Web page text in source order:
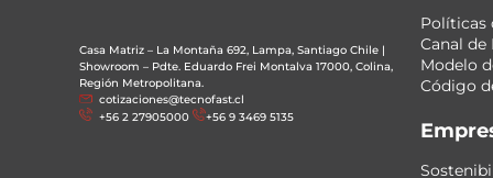
Casa Matriz – La Montaña 692, Lampa, Santiago Chile |
Showroom – Pdte. Eduardo Frei Montalva 17000, Colina,
Región Metropolitana.
cotizaciones@tecnofast.cl
+56 2 27905000
+56 9 3469 5135
Políticas
Canal de
Modelo
Código